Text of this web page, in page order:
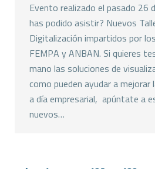
Evento realizado el pasado 26
has podido asistir? Nuevos
Digitalización impartidos por
FEMPA y ANBAN. Si quieres
mano las soluciones de
como pueden ayudar a mejorar
a día empresarial, apúntate a
nuevos…